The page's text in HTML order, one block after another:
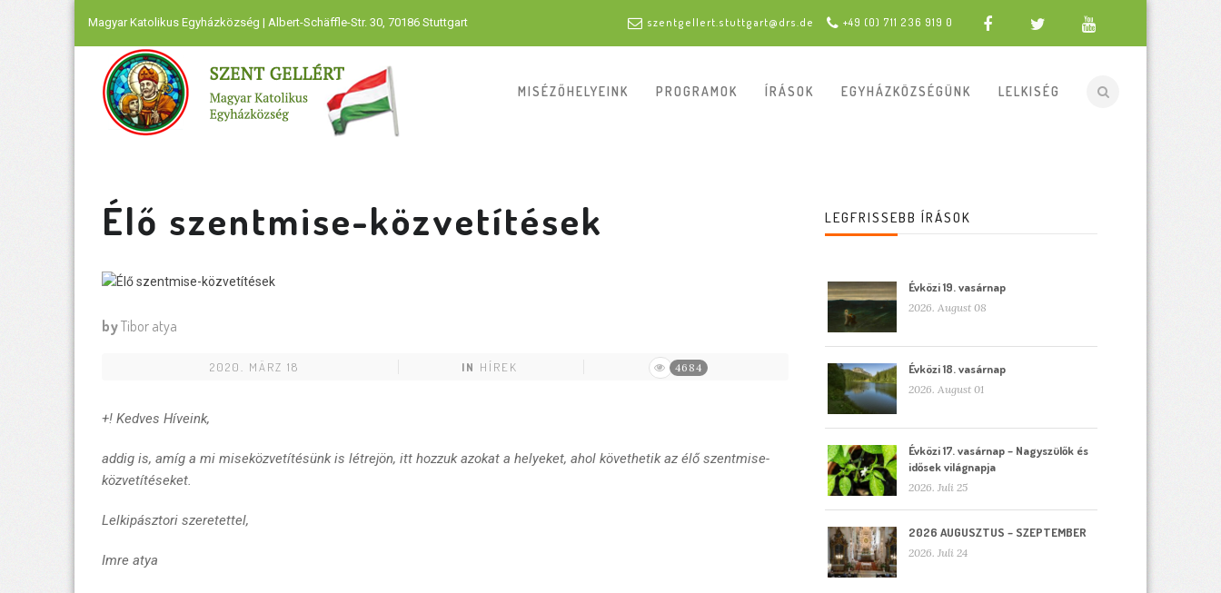
Magyar Katolikus Egyházközség | Albert-Schäffle-Str. 30, 70186 Stuttgart szentgellert.stuttgart@drs.de +49 (0) 711 236 919 0
MISÉZŐHELYEINK PROGRAMOK ÍRÁSOK EGYHÁZKÖZSÉGÜNK LELKISÉG
Élő szentmise-közvetítések
byTibor atya
2020. MÄRZ 18 IN HÍREK 4684
+! Kedves Híveink,
addig is, amíg a mi miseközvetítésünk is létrejön, itt hozzuk azokat a helyeket, ahol követhetik az élő szentmise-
közvetítéseket.
Lelkipásztori szeretettel,
Imre atya
LEGFRISSEBB ÍRÁSOK
Évközi 19. vasárnap
2026. August 08
Évközi 18. vasárnap
2026. August 01
Évközi 17. vasárnap – Nagyszülők és
idősek világnapja
2026. Juli 25
2026 AUGUSZTUS – SZEPTEMBER
2026. Juli 24